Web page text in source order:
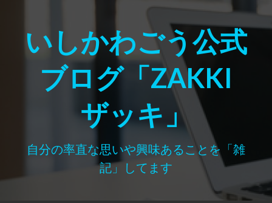
contentいしかわごう公式
ブログ「ZAKKI
ザッキ」
自分の率直な思いや興味あることを「雑
記」してます